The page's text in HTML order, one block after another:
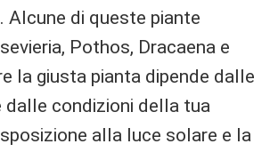
Alcune di queste piante
Pothos, Dracaena e
la giusta pianta dipende dalle
dalle condizioni della tua
alla luce solare e la